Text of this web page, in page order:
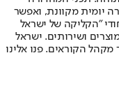
יומית מקוונת, ואפשר
"הקליקה של ישראל
ושירותים. ישראל
הקוראים. פנו אלינו